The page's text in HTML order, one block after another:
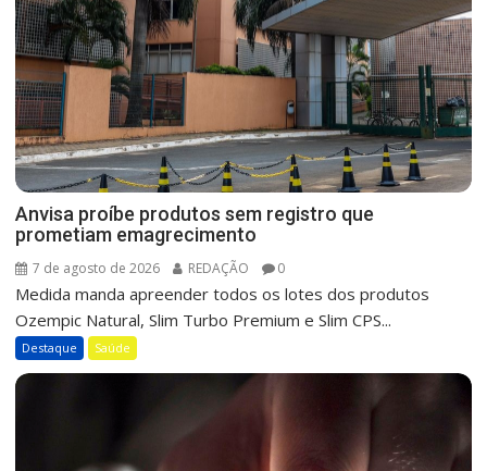
Anvisa proíbe produtos sem registro que
prometiam emagrecimento
7 de agosto de 2026 REDAÇÃO 0
Medida manda apreender todos os lotes dos produtos
Ozempic Natural, Slim Turbo Premium e Slim CPS...
Destaque Saúde